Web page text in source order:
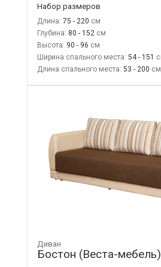
Набор размеров
Длина: 75 - 220
Глубина: 80 - 152
Высота: 90 - 96
Ширина спального места: 54 - 151
Длина спального места: 53 - 200
Диван
Бостон (Веста-мебель)